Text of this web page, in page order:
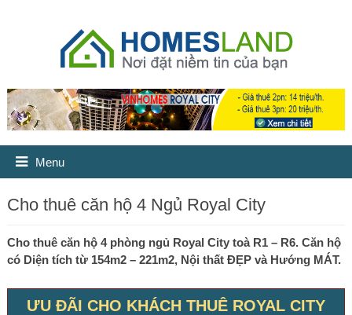
Menu
Cho thuê căn hộ 4 Ngủ Royal City
Cho thuê căn hộ 4 phòng ngủ Royal City toà R1 – R6. Căn hộ
có Diện tích từ 154m2 – 221m2, Nội thất ĐẸP và Hướng MÁT.
ƯU ĐÃI CHO KHÁCH THUÊ ROYAL CITY